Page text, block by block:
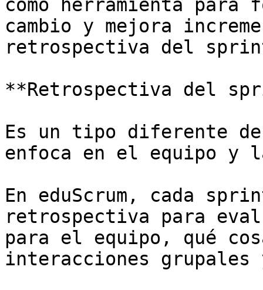
como herramienta para
cambio y mejora
retrospectiva del
**Retrospectiva del
Es un tipo diferente
enfoca en el equipo y
En eduScrum, cada
retrospectiva para
para el equipo, qué
interacciones